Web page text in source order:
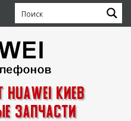
Huawei Киев
запчасти